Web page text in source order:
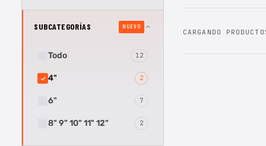
SUBCATEGORÍAS NUEVO
Todo 12
4" 2
6" 7
8" 9" 10" 11" 12" 2
CARGANDO